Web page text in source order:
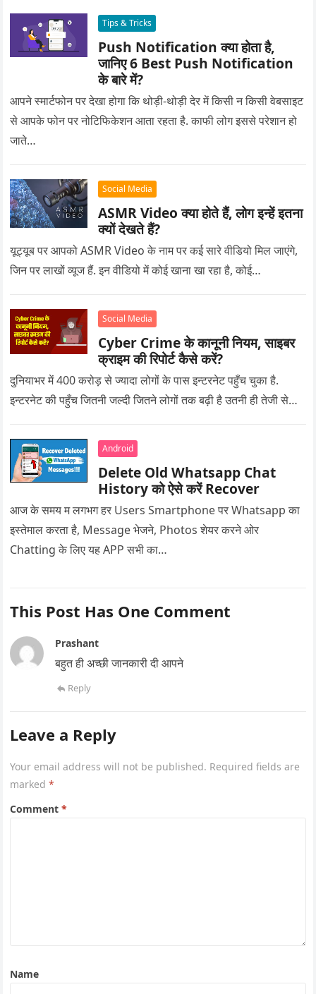
Tips & Tricks
Push Notification क्या होता है,
जानिए 6 Best Push Notification
के बारे में?
आपने स्मार्टफोन पर देखा होगा कि थोड़ी-थोड़ी देर में किसी न किसी वेबसाइट
से आपके फोन पर नोटिफिकेशन आता रहता है. काफी लोग इससे परेशान हो
जाते…
Social Media
ASMR Video क्या होते हैं, लोग इन्हें इतना
क्यों देखते हैं?
यूट्यूब पर आपको ASMR Video के नाम पर कई सारे वीडियो मिल जाएंगे,
जिन पर लाखों व्यूज हैं. इन वीडियो में कोई खाना खा रहा है, कोई…
Social Media
Cyber Crime के कानूनी नियम, साइबर
क्राइम की रिपोर्ट कैसे करें?
दुनियाभर में 400 करोड़ से ज्यादा लोगों के पास इन्टरनेट पहुँच चुका है.
इन्टरनेट की पहुँच जितनी जल्दी जितने लोगों तक बढ़ी है उतनी ही तेजी से…
Android
Delete Old Whatsapp Chat
History को ऐसे करें Recover
आज के समय म लगभग हर Users Smartphone पर Whatsapp का
इस्तेमाल करता है, Message भेजने, Photos शेयर करने ओर
Chatting के लिए यह APP सभी का…
This Post Has One Comment
Prashant
बहुत ही अच्छी जानकारी दी आपने
Reply
Leave a Reply
Your email address will not be published. Required fields are
marked*
Comment*
Name